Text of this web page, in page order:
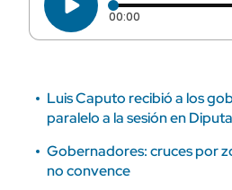
00:00 Tiempo
Luis Caputo recibió a los
paralelo a la sesión en
Gobernadores: cruces por
no convence